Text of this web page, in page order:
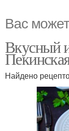
Вас
Вкусный
Найдено